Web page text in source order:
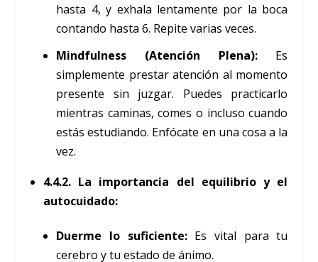
hasta 4, y exhala lentamente por la boca
contando hasta 6. Repite varias veces.
Mindfulness (Atención Plena):Es
simplemente prestar atención al momento
presente sin juzgar. Puedes practicarlo
mientras caminas, comes o incluso cuando
estás estudiando. Enfócate en una cosa a la
vez.
4.4.2. La importancia del equilibrio y el
autocuidado:
Duerme lo suficiente:Es vital para tu
cerebro y tu estado de ánimo.